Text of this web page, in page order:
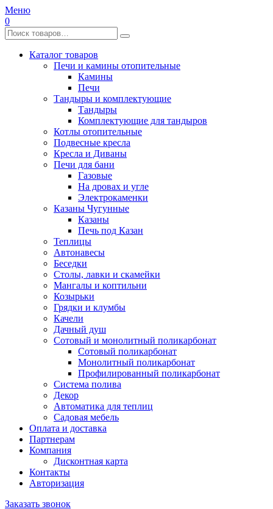
Меню
0
Каталог товаров
Печи и камины отопительные
Камины
Печи
Тандыры и комплектующие
Тандыры
Комплектующие для тандыров
Котлы отопительные
Подвесные кресла
Кресла и Диваны
Печи для бани
Газовые
На дровах и угле
Электрокаменки
Казаны Чугунные
Казаны
Печь под Казан
Теплицы
Автонавесы
Беседки
Столы, лавки и скамейки
Мангалы и коптильни
Козырьки
Грядки и клумбы
Качели
Дачный душ
Сотовый и монолитный поликарбонат
Сотовый поликарбонат
Монолитный поликарбонат
Профилированный поликарбонат
Система полива
Декор
Автоматика для теплиц
Садовая мебель
Оплата и доставка
Партнерам
Компания
Дисконтная карта
Контакты
Авторизация
Заказать звонок